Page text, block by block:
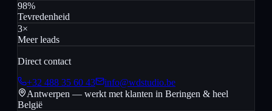
98%
Tevredenheid
3×
Meer leads
Direct contact
+32 488 35 60 43
info@wdstudio.be
Antwerpen — werkt met klanten in Beringen & heel
België